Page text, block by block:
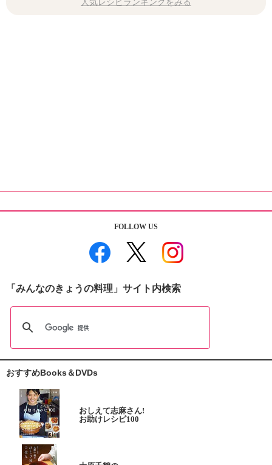
人気レシピランキングをみる
FOLLOW US
「みんなのきょうの料理」サイト内検索
おすすめBooks＆DVDs
おしえて志麻さん!
お助けレシピ100